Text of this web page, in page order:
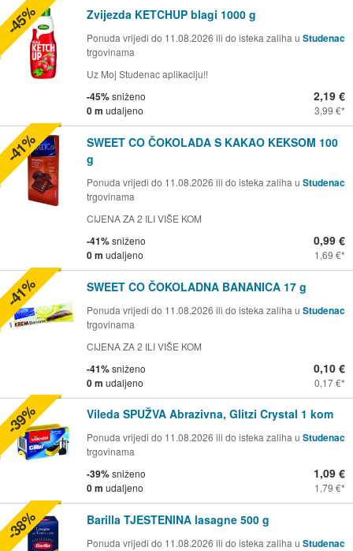
Zvijezda KETCHUP blagi 1000 g
Ponuda vrijedi do 11.08.2026 ili do isteka zaliha u Studenac
trgovinama
Uz Moj Studenac aplikaciju!!
-45%sniženo
0 m udaljeno
2,19 €
3,99 €
-45%
SWEET CO ČOKOLADA S KAKAO KEKSOM 100
g
Ponuda vrijedi do 11.08.2026 ili do isteka zaliha u Studenac
trgovinama
CIJENA ZA 2 ILI VIŠE KOM
-41%sniženo
0 m udaljeno
0,99 €
1,69 €
-41%
SWEET CO ČOKOLADNA BANANICA 17 g
Ponuda vrijedi do 11.08.2026 ili do isteka zaliha u Studenac
trgovinama
CIJENA ZA 2 ILI VIŠE KOM
-41%sniženo
0 m udaljeno
0,10 €
0,17 €
-41%
Vileda SPUŽVA Abrazivna, Glitzi Crystal 1 kom
Ponuda vrijedi do 11.08.2026 ili do isteka zaliha u Studenac
trgovinama
-39%sniženo
0 m udaljeno
1,09 €
1,79 €
-39%
Barilla TJESTENINA lasagne 500 g
Ponuda vrijedi do 11.08.2026 ili do isteka zaliha u Studenac
-38%